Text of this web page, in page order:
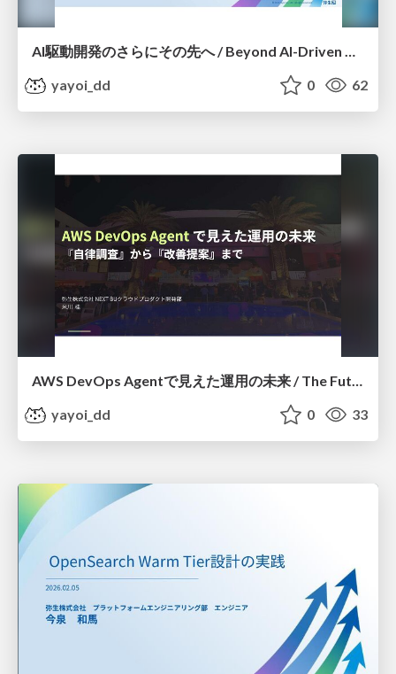
yayoi_dd
0 62
AWS DevOps Agentで見えた運用の未来 / The Future of Operations with AWS DevOps Agent
yayoi_dd
0 33